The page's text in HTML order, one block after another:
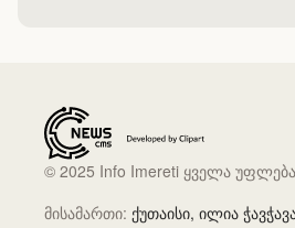
© 2025 Info Imereti ყველა
მისამართი: ქუთაისი, ილია